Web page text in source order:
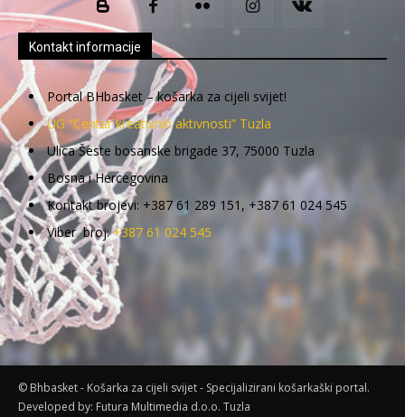
Kontakt informacije
Portal BHbasket – košarka za cijeli svijet!
UG “Centar kreativnih aktivnosti” Tuzla
Ulica Šeste bosanske brigade 37, 75000 Tuzla
Bosna i Hercegovina
Kontakt brojevi: +387 61 289 151, +387 61 024 545
Viber broj:+387 61 024 545
© Bhbasket - Košarka za cijeli svijet - Specijalizirani košarkaški portal.
Developed by: Futura Multimedia d.o.o. Tuzla